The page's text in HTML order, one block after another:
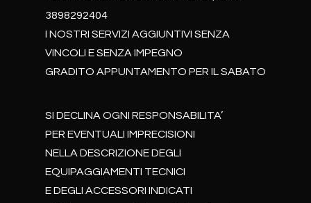
3898292404
I NOSTRI SERVIZI AGGIUNTIVI SENZA
VINCOLI E SENZA IMPEGNO
GRADITO APPUNTAMENTO PER IL SABATO
SI DECLINA OGNI RESPONSABILITA’
PER EVENTUALI IMPRECISIONI
NELLA DESCRIZIONE DEGLI
EQUIPAGGIAMENTI TECNICI
E DEGLI ACCESSORI INDICATI